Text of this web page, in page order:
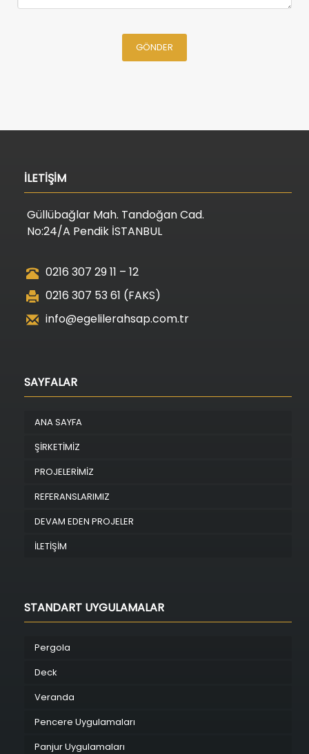
GÖNDER
İLETİŞİM
Güllübağlar Mah. Tandoğan Cad.
No:24/A Pendik İSTANBUL
0216 307 29 11 – 12
0216 307 53 61 (FAKS)
info@egelilerahsap.com.tr
SAYFALAR
ANA SAYFA
ŞİRKETİMİZ
PROJELERİMİZ
REFERANSLARIMIZ
DEVAM EDEN PROJELER
İLETİŞİM
STANDART UYGULAMALAR
Pergola
Deck
Veranda
Pencere Uygulamaları
Panjur Uygulamaları